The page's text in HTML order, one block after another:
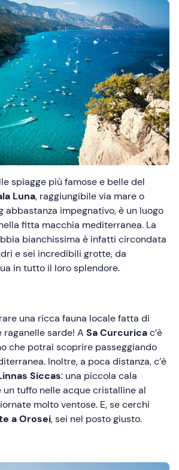
spiagge più famose e belle del
Luna, raggiungibile via mare o
abbastanza impegnativo, è un luogo
fitta macchia mediterranea. La
bianchissima è infatti circondata
e sei incredibili grotte, da
in tutto il loro splendore.
una ricca fauna locale fatta di
raganelle sarde! A Sa Curcuricac’è
che potrai scoprire passeggiando
Inoltre, a poca distanza, c’è
Siccas: una piccola cala
un tuffo nelle acque cristalline al
molto ventose. E, se cerchi
a Orosei, sei nel posto giusto.